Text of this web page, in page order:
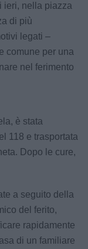
ieri, nella piazza
di più
legati –
comune per una
nel ferimento
è stata
118 e trasportata
Dopo le cure,
a seguito della
del ferito,
rapidamente
di un familiare